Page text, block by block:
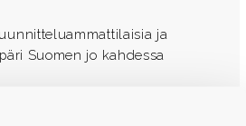
ja
Suomen jo kahdessa
mielellämme